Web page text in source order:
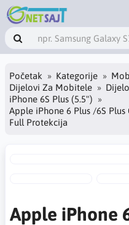
Početak Kategorije
Dijelovi Za Mobitele
iPhone 6S Plus (5.5")
Apple iPhone 6 Plus /6S
Full Protekcija
Apple iPhone